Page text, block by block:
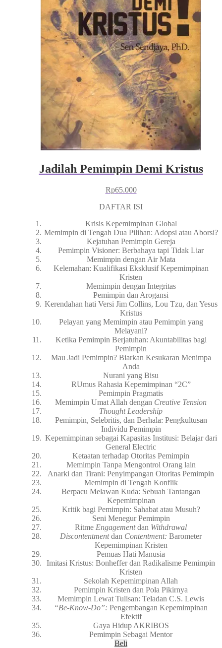
Jadilah Pemimpin Demi Kristus
Rp65.000
DAFTAR ISI
Krisis Kepemimpinan Global
Memimpin di Tengah Dua Pilihan: Adopsi atau Aborsi?
Kejatuhan Pemimpin Gereja
Pemimpin Visioner: Berbahaya tapi Tidak Liar
Memimpin dengan Air Mata
Kelemahan: Kualifikasi Eksklusif Kepemimpinan
Kristen
Memimpin dengan Integritas
Pemimpin dan Arogansi
Kerendahan hati Versi Jim Collins, Lou Tzu, dan Yesus
Kristus
Pelayan yang Memimpin atau Pemimpin yang
Melayani?
Ketika Pemimpin Berjatuhan: Akuntabilitas bagi
Pemimpin
Mau Jadi Pemimpin? Biarkan Kesukaran Menimpa
Anda
Nurani yang Bisu
RUmus Rahasia Kepemimpinan “2C”
Pemimpin Pragmatis
Memimpin Umat Allah dengan Creative Tension
Thought Leadership
Pemimpin, Selebritis, dan Berhala: Pengkultusan
Individu Pemimpin
Kepemimpinan sebagai Kapasitas Institusi: Belajar dari
General Electric
Ketaatan terhadap Otoritas Pemimpin
Memimpin Tanpa Mengontrol Orang lain
Anarki dan Tirani: Penyimpangan Otoritas Pemimpin
Memimpin di Tengah Konflik
Berpacu Melawan Kuda: Sebuah Tantangan
Kepemimpinan
Kritik bagi Pemimpin: Sahabat atau Musuh?
Seni Menegur Pemimpin
Ritme Engagementdan Withdrawal
Discontentmentdan Contentment: Barometer
Kepemimpinan Kristen
Pemuas Hati Manusia
Imitasi Kristus: Bonheffer dan Radikalisme Pemimpin
Kristen
Sekolah Kepemimpinan Allah
Pemimpin Kristen dan Pola Pikirnya
Memimpin Lewat Tulisan: Teladan C.S. Lewis
“Be-Know-Do”: Pengembangan Kepemimpinan
Efektif
Gaya Hidup AKRIBOS
Pemimpin Sebagai Mentor
Beli